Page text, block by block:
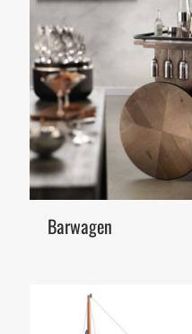
Barwagen